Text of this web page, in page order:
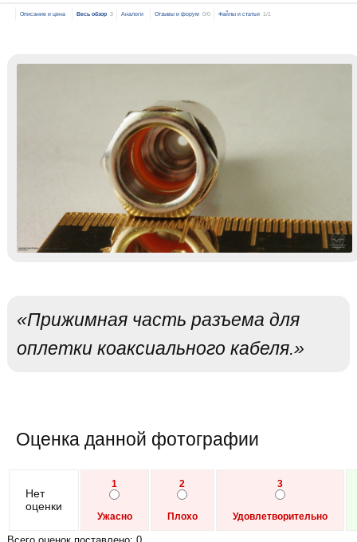
Описание и цена Весь обзор 3 Аналоги Отзывы и форум 0/0 Файлы и статьи 1/1
«Прижимная часть разъема для
оплетки коаксиального кабеля.»
Оценка данной фотографии
Нет
оценки
1
Ужасно
2
Плохо
3
Удовлетворительно